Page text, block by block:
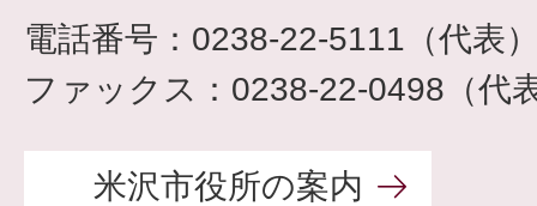
電話番号：0238-22-5111（代表
ファックス：0238-22-0498（代
米沢市役所の案内